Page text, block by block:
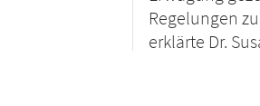
Regelungen
erklärte Dr.